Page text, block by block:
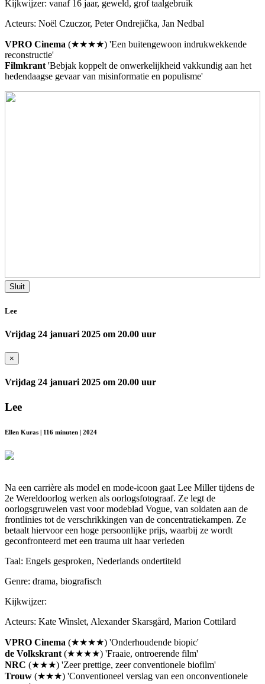
Kijkwijzer: vanaf 16 jaar, geweld, grof taalgebruik
Acteurs: Noël Czuczor, Peter Ondrejička, Jan Nedbal
VPRO Cinema (★★★★) 'Een buitengewoon indrukwekkende
reconstructie'
Filmkrant'Bebjak koppelt de onwerkelijkheid vakkundig aan het
hedendaagse gevaar van misinformatie en populisme'
Sluit
Lee
Vrijdag 24 januari 2025 om 20.00 uur
×
Vrijdag 24 januari 2025 om 20.00 uur
Lee
Ellen Kuras | 116 minuten | 2024
Na een carrière als model en mode-icoon gaat Lee Miller tijdens de
2e Wereldoorlog werken als oorlogsfotograaf. Ze legt de
oorlogsgruwelen vast voor modeblad Vogue, van soldaten aan de
frontlinies tot de verschrikkingen van de concentratiekampen. Ze
betaalt hiervoor een hoge persoonlijke prijs, waarbij ze wordt
geconfronteerd met een trauma uit haar verleden
Taal: Engels gesproken, Nederlands ondertiteld
Genre: drama, biografisch
Kijkwijzer:
Acteurs: Kate Winslet, Alexander Skarsgård, Marion Cottilard
VPRO Cinema (★★★★) 'Onderhoudende biopic'
de Volkskrant (★★★★) 'Fraaie, ontroerende film'
NRC (★★★) 'Zeer prettige, zeer conventionele biofilm'
Trouw (★★★) 'Conventioneel verslag van een onconventionele